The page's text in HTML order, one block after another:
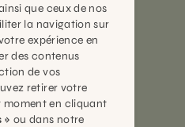
que ceux de nos
la navigation sur
expérience en
des contenus
de vos
retirer votre
en cliquant
» ou dans notre